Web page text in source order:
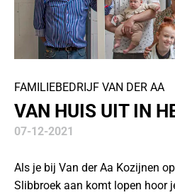
FAMILIEBEDRIJF VAN DER AA
VAN HUIS UIT IN
07-12-2021
Als je bij Van der Aa Kozijnen
Slibbroek aan komt lopen hoor